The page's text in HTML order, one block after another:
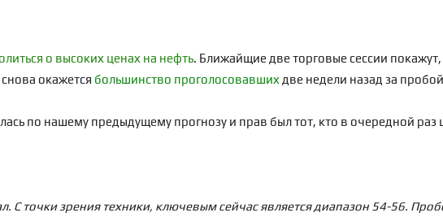
о высоких ценах на нефть. Ближайщие две торговые сессии
окажется большинство проголосовавших две недели назад за
по нашему предыдущему прогнозу и прав был тот, кто в очередной раз
С точки зрения техники, ключевым сейчас является диапазон 54-56.